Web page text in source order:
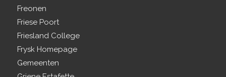
Freonen
Friese Poort
Friesland College
Frysk Homepage
Gemeenten